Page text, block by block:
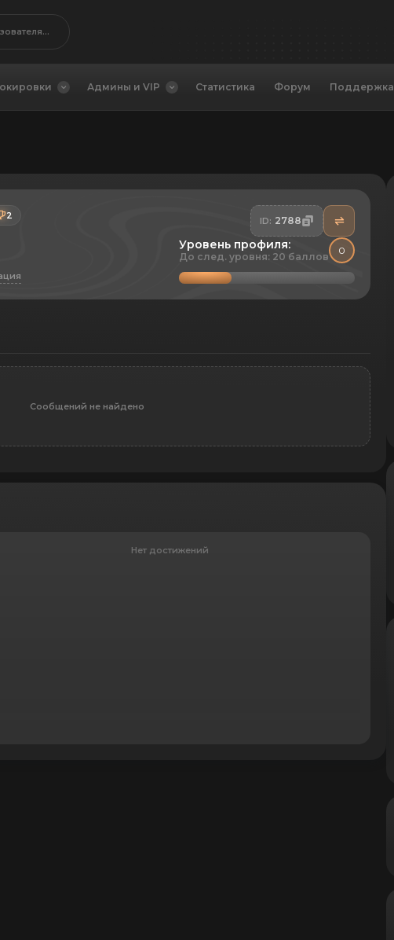
Админы и VIP Статистика Форум Поддержка
2 ID: 2788
0
Уровень профиля:
До след. уровня: 20 баллов
Сообщений не найдено
Нет достижений